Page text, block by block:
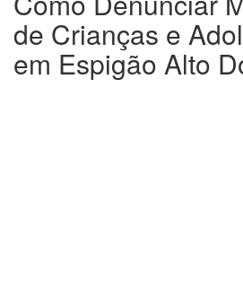
de Crianças e
em Espigão Alto